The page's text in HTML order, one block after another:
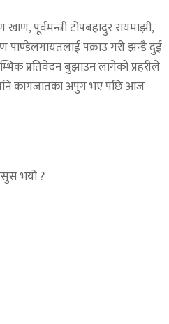
पूर्वमन्त्री टोपबहादुर रायमाझी,
पक्राउ गरी झन्डै दुई
प्रतिवेदन बुझाउन लागेको प्रहरीले
कागजातका अपुग भए पछि आज
भयो ?